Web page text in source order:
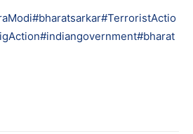
#bharatsarkar#TerroristActio
#indiangovernment#bharat